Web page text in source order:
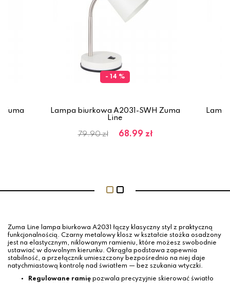
Zuma
- 14 %
Lampa biurkowa A2031-SWH Zuma
Line
79.90 zł 68.99 zł
Zuma Line lampa biurkowa A2031 łączy klasyczny styl z praktyczną
funkcjonalnością. Czarny metalowy klosz w kształcie stożka osadzony
jest na elastycznym, niklowanym ramieniu, które możesz swobodnie
ustawiać w dowolnym kierunku. Okrągła podstawa zapewnia
stabilność, a przełącznik umieszczony bezpośrednio na niej daje
natychmiastową kontrolę nad światłem — bez szukania wtyczki.
Regulowane ramię pozwala precyzyjnie skierować światło